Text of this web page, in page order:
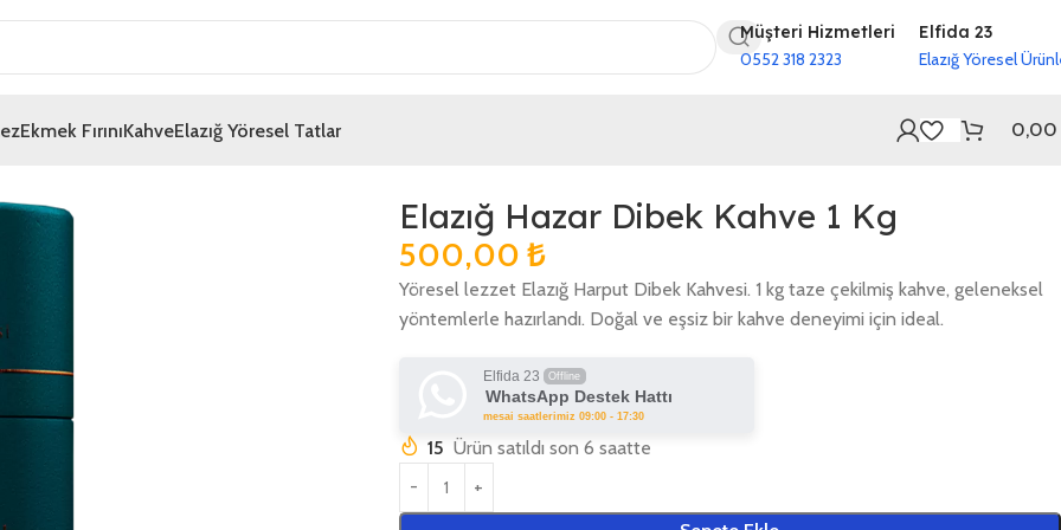
Müşteri Hizmetleri
0552 318 2323
Elfida 23
Elazığ Yöresel
Ekmek FırınıKahveElazığ Yöresel Tatlar 0,00
Elazığ Hazar Dibek Kahve 1 Kg
500,00 ₺
Yöresel lezzet Elazığ Harput Dibek Kahvesi. 1 kg taze çekilmiş kahve, geleneksel
yöntemlerle hazırlandı. Doğal ve eşsiz bir kahve deneyimi için ideal.
Elfida 23 Offline
WhatsApp Destek Hattı
mesai saatlerimiz 09:00 - 17:30
15 Ürün satıldı son 6 saatte